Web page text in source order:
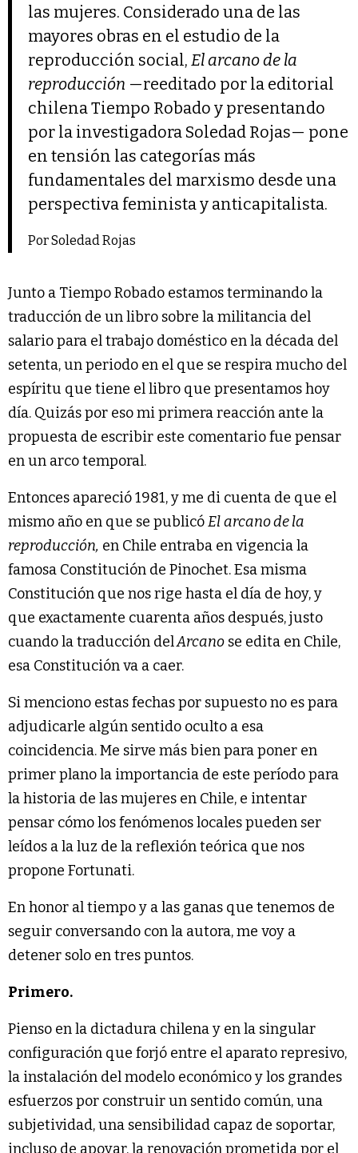
las mujeres. Considerado una de las
mayores obras en el estudio de la
reproducción social, El arcano de la
reproducción —reeditado por la editorial
chilena Tiempo Robado y presentando
por la investigadora Soledad Rojas— pone
en tensión las categorías más
fundamentales del marxismo desde una
perspectiva feminista y anticapitalista.
Por Soledad Rojas
Junto a Tiempo Robado estamos terminando la
traducción de un libro sobre la militancia del
salario para el trabajo doméstico en la década del
setenta, un periodo en el que se respira mucho del
espíritu que tiene el libro que presentamos hoy
día. Quizás por eso mi primera reacción ante la
propuesta de escribir este comentario fue pensar
en un arco temporal.
Entonces apareció 1981, y me di cuenta de que el
mismo año en que se publicóElarcano de la
reproducción, en Chile entraba en vigencia la
famosa Constitución de Pinochet. Esa misma
Constitución que nos rige hasta el día de hoy, y
que exactamente cuarenta años después, justo
cuando la traducción delArcano se edita en Chile,
esa Constitución va a caer.
Si menciono estas fechas por supuesto no es para
adjudicarle algún sentido oculto a esa
coincidencia. Me sirve más bien para poner en
primer plano la importancia de este período para
la historia de las mujeres en Chile, e intentar
pensar cómo los fenómenos locales pueden ser
leídos a la luz de la reflexión teórica que nos
propone Fortunati.
En honor al tiempo y a las ganas que tenemos de
seguir conversando con la autora, me voy a
detener solo en tres puntos.
Primero.
Pienso en la dictadura chilena y en la singular
configuración que forjó entre el aparato represivo,
la instalación del modelo económico y los grandes
esfuerzos por construir un sentido común, una
subjetividad, una sensibilidad capaz de soportar,
incluso de apoyar, la renovación prometida por el